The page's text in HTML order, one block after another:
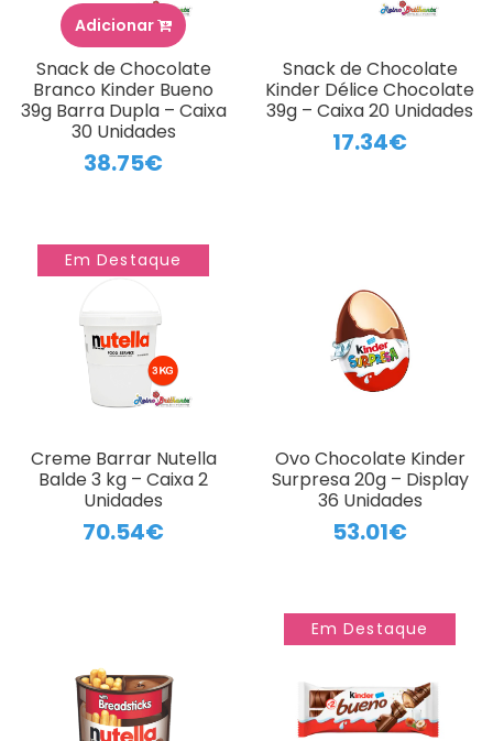
Adicionar
Snack de Chocolate
Branco Kinder Bueno
39g Barra Dupla – Caixa
30 Unidades
38.75€
Snack de Chocolate
Kinder Délice Chocolate
39g – Caixa 20 Unidades
17.34€
Em Destaque
Creme Barrar Nutella
Balde 3 kg – Caixa 2
Unidades
70.54€
Ovo Chocolate Kinder
Surpresa 20g – Display
36 Unidades
53.01€
Em Destaque